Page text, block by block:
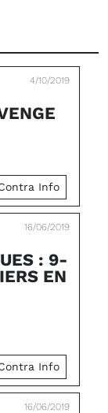
4/10/2019
Info
16/06/2019
: 9-
EN
Info
16/06/2019